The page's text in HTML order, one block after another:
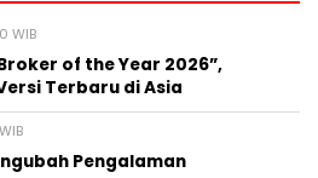
WIB
of the Year 2026”,
Terbaru di Asia
Pengalaman